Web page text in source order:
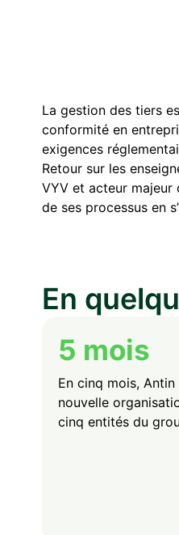
La gestion des tiers
conformité en
exigences
Retour sur les
VYV et acteur majeur
de ses processus en
En
5 mois
En cinq mois,
nouvelle
cinq entités du